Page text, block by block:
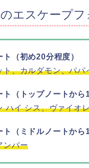
エスケープ
ト（初め20分程度）
ト、カルダモン、パパ
ト（トップノートから
ハイ シス、ヴァイオ
ト（ミドルノートから
ンバー